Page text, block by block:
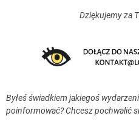
Dziękujemy za
Byłeś świadkiem jakiegoś
poinformować? Chcesz pochwalić